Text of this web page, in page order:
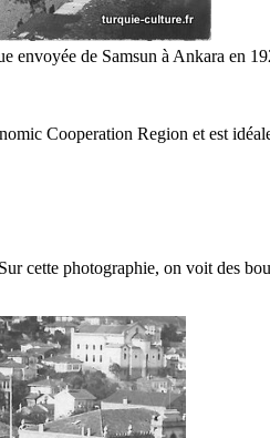
envoyée de Samsun à Ankara en
Cooperation Region et est
cette photographie, on voit des